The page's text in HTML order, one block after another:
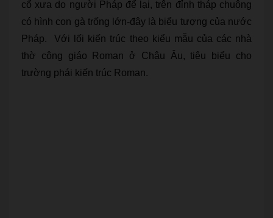
cổ xưa do người Pháp để lại, trên đỉnh tháp chuông
có hình con gà trống lớn-đây là biểu tượng của nước
Pháp. Với lối kiến trúc theo kiểu mẫu của các nhà
thờ công giáo Roman ở Châu Âu, tiêu biểu cho
trường phái kiến trúc Roman.